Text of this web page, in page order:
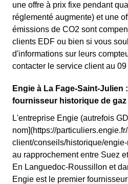
une offre à prix fixe pendant
réglementé augmente) et une
émissions de CO2 sont
clients EDF ou bien si vous
d'informations sur leurs
contacter le service client au
Engie à La Fage-Saint-Julien
fournisseur historique de gaz
L'entreprise Engie (autrefois
nom](https://
client/conseils/historique/
au rapprochement entre Suez
En Languedoc-Roussillon et
Engie est le premier